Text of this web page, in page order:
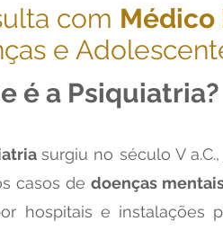
com Médico
e
é a Psiquiatria?
surgiu no século V
casos dedoenças
hospitais e instalações